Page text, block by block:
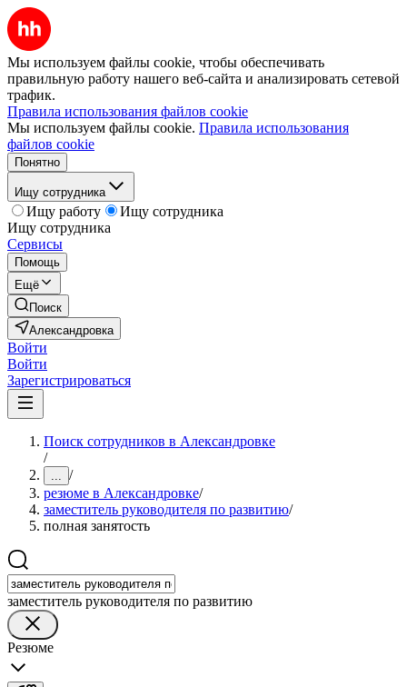
Мы используем файлы cookie, чтобы обеспечивать
правильную работу нашего веб-сайта и анализировать сетевой
трафик.
Правила использования файлов cookie
Мы используем файлы cookie. Правила использования
файлов cookie
Понятно
Ищу сотрудника
Ищу работу
Ищу сотрудника
Ищу сотрудника
Сервисы
Помощь
Ещё
Поиск
Александровка
Войти
Войти
Зарегистрироваться
Поиск сотрудников в Александровке
/
... /
резюме в Александровке/
заместитель руководителя по развитию/
полная занятость
заместитель руководителя по развитию
Резюме